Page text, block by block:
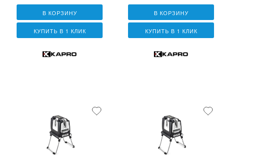
В КОРЗИНУ
КУПИТЬ В 1 КЛИК
В КОРЗИНУ
КУПИТЬ В 1 КЛИК